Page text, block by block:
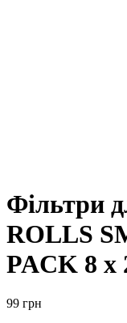
Фільтри
ROLLS
PACK 8
99 грн